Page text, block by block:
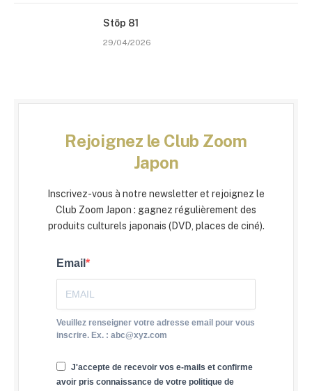
Stōp 81
29/04/2026
Rejoignez le Club Zoom
Japon
Inscrivez-vous à notre newsletter et rejoignez le
Club Zoom Japon : gagnez régulièrement des
produits culturels japonais (DVD, places de ciné).
Email
Veuillez renseigner votre adresse email pour vous
inscrire. Ex. : abc@xyz.com
J'accepte de recevoir vos e-mails et confirme
avoir pris connaissance de votre politique de